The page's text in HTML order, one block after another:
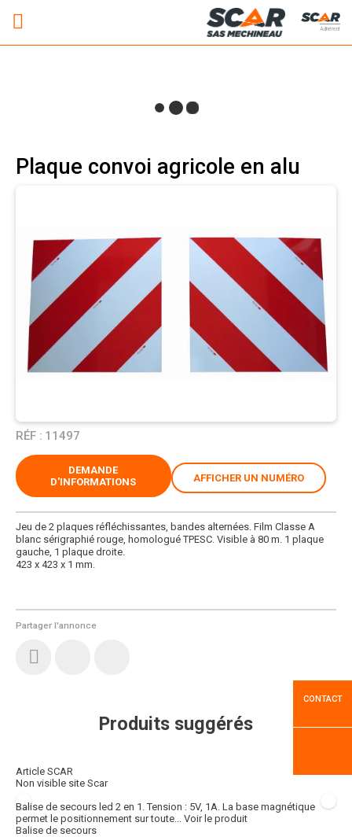
Adhérent
Plaque convoi agricole en alu
RÉF : 11497
Partager l'annonce
Jeu de 2 plaques réfléchissantes, bandes alternées. Film Classe A
blanc sérigraphié rouge, homologué TPESC. Visible à 80 m. 1 plaque
gauche, 1 plaque droite.
423 x 423 x 1 mm.
DEMANDE
D'INFORMATIONS
AFFICHER UN NUMÉRO
Produits suggérés
Article SCAR
Non visible site Scar
Balise de secours led 2 en 1. Tension : 5V, 1A. La base magnétique
permet le positionnement sur toute...
Voir le produit
Balise de secours
CONTACT